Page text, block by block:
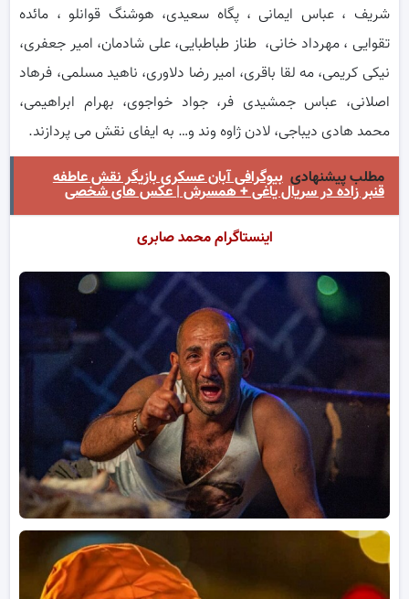
شریف ، عباس ایمانی ، پگاه سعیدی، هوشنگ قوانلو ، مائده
تقوایی ، مهرداد خانی، طناز طباطبایی، علی شادمان، امیر جعفری،
نیکی کریمی، مه لقا باقری، امیر رضا دلاوری، ناهید مسلمی، فرهاد
اصلانی، عباس جمشیدی فر، جواد خواجوی، بهرام ابراهیمی،
محمد هادی دیباجی، لادن ژاوه وند و… به ایفای نقش می پردازند.
مطلب پیشنهادی بیوگرافی آبان عسکری بازیگر نقش عاطفه
قنبر زاده در سریال یاغی + همسرش | عکس های شخصی
اینستاگرام محمد صابری